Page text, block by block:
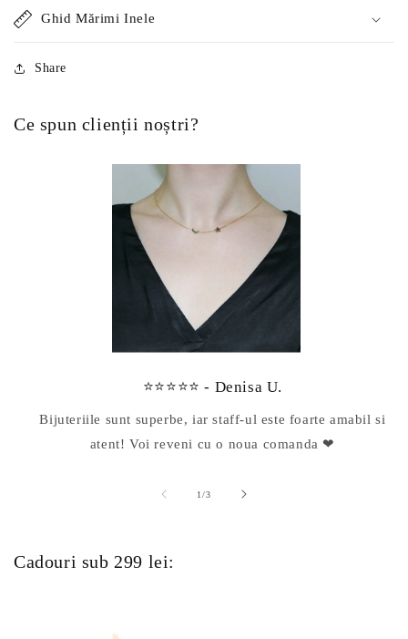
Ghid Mărimi Inele
Share
Ce spun clienții noștri?
⭐⭐⭐⭐⭐ - Denisa U.
Bijuteriile sunt superbe, iar staff-ul este foarte amabil si
atent! Voi reveni cu o noua comanda ❤
1/din
3
Cadouri sub 299 lei: